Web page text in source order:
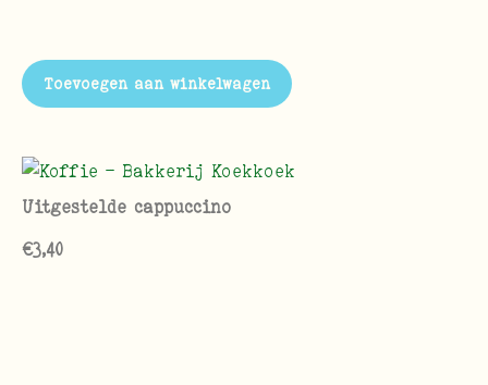
Toevoegen aan winkelwagen
Uitgestelde cappuccino
€3,40